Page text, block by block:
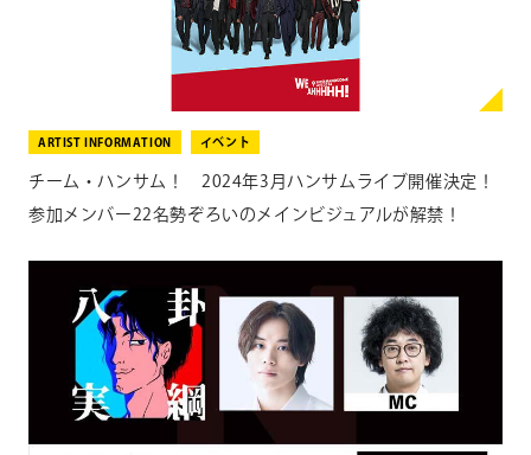
ARTIST INFORMATION イベント
チーム・ハンサム！ 2024年3月ハンサムライブ開催決定！
参加メンバー22名勢ぞろいのメインビジュアルが解禁！